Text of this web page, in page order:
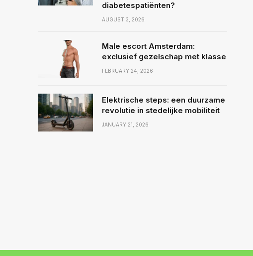
diabetespatiënten?
AUGUST 3, 2026
Male escort Amsterdam:
exclusief gezelschap met klasse
FEBRUARY 24, 2026
Elektrische steps: een duurzame
revolutie in stedelijke mobiliteit
JANUARY 21, 2026